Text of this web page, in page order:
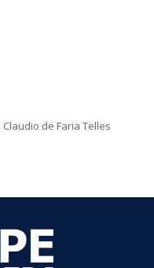
Claudio de Faria Telles